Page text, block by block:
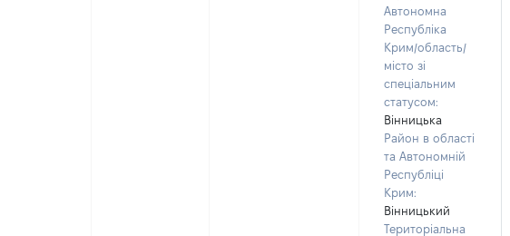
Автономна
Республіка
Крим/область/
місто зі
спеціальним
статусом:
Вінницька
Район в області
та Автономній
Республіці
Крим:
Вінницький
Територіальна